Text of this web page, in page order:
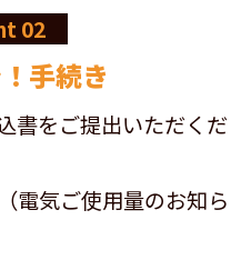
02
手続き
書をご提出いただくだ
電気ご使用量のお知ら